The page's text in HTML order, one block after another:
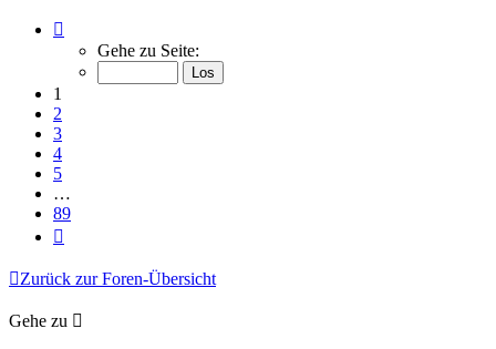
von
Gehe zu Seite:
1
2
3
4
5
…
89
Zurück zur Foren-Übersicht
Gehe zu